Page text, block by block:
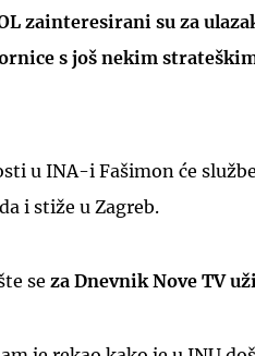
zainteresirani su za
s još nekim
u INA-i Fašimon će
i stiže u Zagreb.
se za Dnevnik Nove TV